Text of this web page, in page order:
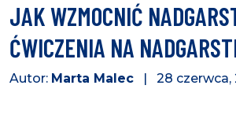
JAK WZMOCNIĆ
ĆWICZENIA NA
Autor: Marta Malec | 28 czerwca,